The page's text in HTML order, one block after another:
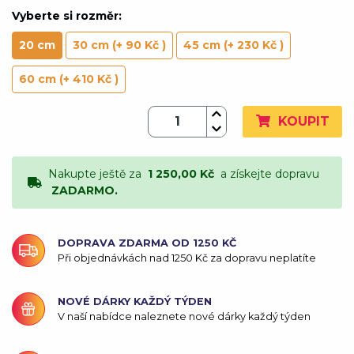
Vyberte si rozměr:
20 cm 30 cm (+ 90 Kč ) 45 cm (+ 230 Kč )
60 cm (+ 410 Kč )
KOUPIT
Nakupte ještě za 1 250,00 Kč a získejte dopravu
ZADARMO.
DOPRAVA ZDARMA OD 1250 KČ
Při objednávkách nad 1250 Kč za dopravu neplatíte
NOVÉ DÁRKY KAŽDÝ TÝDEN
V naší nabídce naleznete nové dárky každý týden